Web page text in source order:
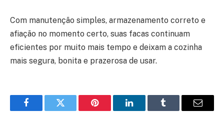
Com manutenção simples, armazenamento correto e
afiação no momento certo, suas facas continuam
eficientes por muito mais tempo e deixam a cozinha
mais segura, bonita e prazerosa de usar.
FacebookTwitter Pinterest LinkedInTumblr Email